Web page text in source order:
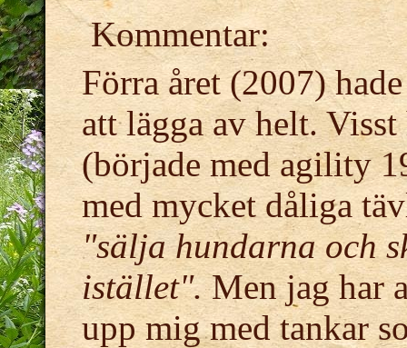
Kommentar:
Förra året (2007)
att lägga av helt.
(började med agility
med mycket dåliga
"sälja hundarna och
istället".Men jag har
upp mig med tankar